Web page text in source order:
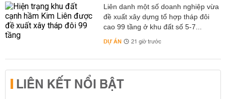
Liên danh một số doanh nghiệp vừa
đề xuất xây dựng tổ hợp tháp đôi
cao 99 tầng ở khu đất số 5-7...
DỰ ÁN 21 giờ trước
LIÊN KẾT NỔI BẬT